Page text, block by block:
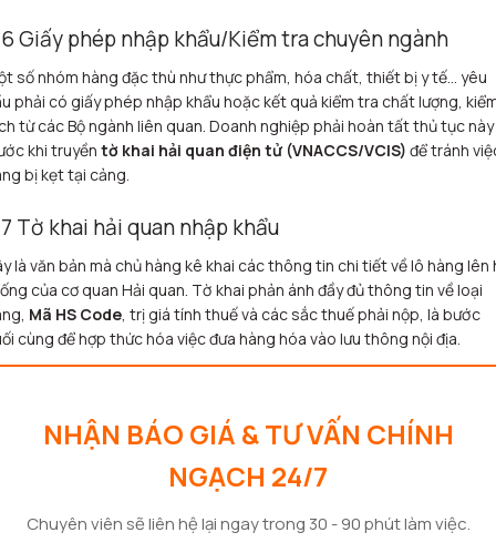
Giấy phép nhập khẩu/Kiểm tra chuyên ngành
số nhóm hàng đặc thù như thực phẩm, hóa chất, thiết bị y tế… yêu
phải có giấy phép nhập khẩu hoặc kết quả kiểm tra chất lượng,
từ các Bộ ngành liên quan. Doanh nghiệp phải hoàn tất thủ tục này
khi truyền tờ khai hải quan điện tử (VNACCS/VCIS) để tránh
bị kẹt tại cảng.
Tờ khai hải quan nhập khẩu
là văn bản mà chủ hàng kê khai các thông tin chi tiết về lô hàng lên
của cơ quan Hải quan. Tờ khai phản ánh đầy đủ thông tin về loại
Mã HS Code, trị giá tính thuế và các sắc thuế phải nộp, là bước
cùng để hợp thức hóa việc đưa hàng hóa vào lưu thông nội địa.
NHẬN BÁO GIÁ & TƯ VẤN CHÍNH
NGẠCH 24/7
Chuyên viên sẽ liên hệ lại ngay trong 30 - 90 phút làm việc.